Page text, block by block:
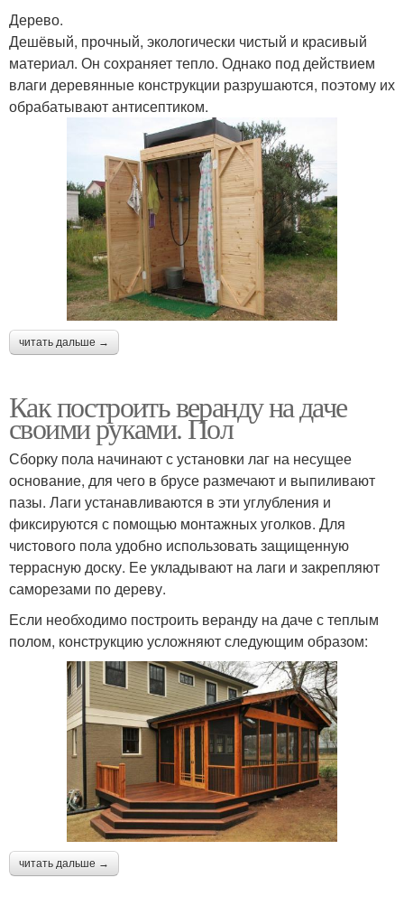
Дерево.
Дешёвый, прочный, экологически чистый и красивый
материал. Он сохраняет тепло. Однако под действием
влаги деревянные конструкции разрушаются, поэтому их
обрабатывают антисептиком.
читать дальше →
Как построить веранду на даче
своими руками. Пол
Сборку пола начинают с установки лаг на несущее
основание, для чего в брусе размечают и выпиливают
пазы. Лаги устанавливаются в эти углубления и
фиксируются с помощью монтажных уголков. Для
чистового пола удобно использовать защищенную
террасную доску. Ее укладывают на лаги и закрепляют
саморезами по дереву.
Если необходимо построить веранду на даче с теплым
полом, конструкцию усложняют следующим образом:
читать дальше →